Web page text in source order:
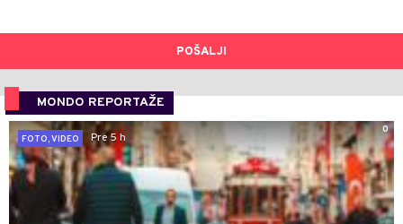
POŠALJI
MONDO REPORTAŽE
0
FOTO, VIDEO
Pre 5 h